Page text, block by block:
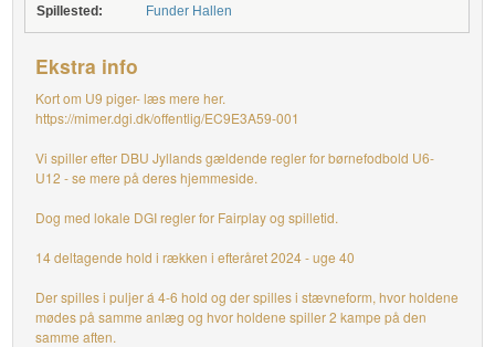
Spillested: Funder Hallen
Ekstra info
Kort om U9 piger- læs mere her.
https://mimer.dgi.dk/offentlig/EC9E3A59-001
Vi spiller efter DBU Jyllands gældende regler for børnefodbold U6-
U12 - se mere på deres hjemmeside.
Dog med lokale DGI regler for Fairplay og spilletid.
14 deltagende hold i rækken i efteråret 2024 - uge 40
Der spilles i puljer á 4-6 hold og der spilles i stævneform, hvor holdene
mødes på samme anlæg og hvor holdene spiller 2 kampe på den
samme aften.